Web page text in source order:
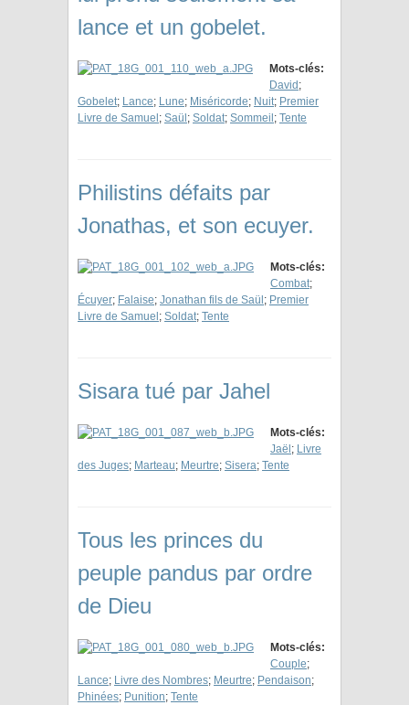
lance et un gobelet.
Mots-clés:
David ;
Gobelet; Lance; Lune; Miséricorde; Nuit; Premier
Livre de Samuel ; Saül ; Soldat; Sommeil ; Tente
Philistins défaits par
Jonathas, et son ecuyer.
Mots-clés:
Combat;
Écuyer; Falaise; Jonathan fils de Saül ; Premier
Livre de Samuel ; Soldat; Tente
Sisara tué par Jahel
Mots-clés:
Jaël ; Livre
des Juges; Marteau; Meurtre; Sisera; Tente
Tous les princes du
peuple pandus par ordre
de Dieu
Mots-clés:
Couple;
Lance; Livre des Nombres; Meurtre; Pendaison;
Phinées; Punition; Tente